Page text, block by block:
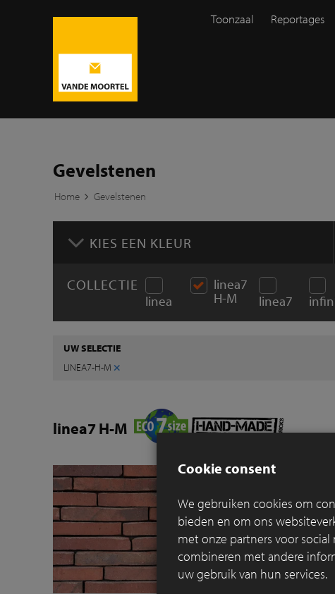
Toonzaal Reportages
Gevelstenen
Home Gevelstenen
KIES EEN KLEUR
COLLECTIE
linea
linea7
H-M
linea7
UW SELECTIE
LINEA7-H-M ×
linea7 H-M
Cookie consent
We gebruiken cookies om
bieden en om ons
met onze partners voor social
combineren met andere
uw gebruik van hun services.